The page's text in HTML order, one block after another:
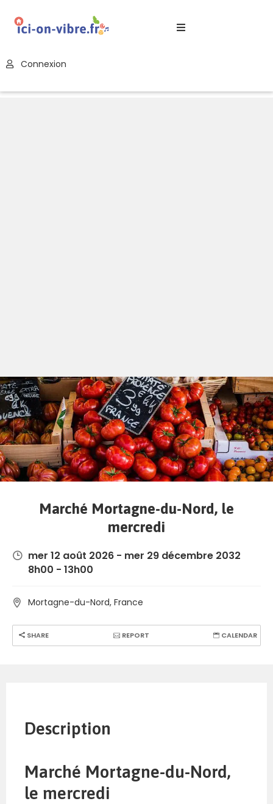
Connexion
Marché Mortagne-du-Nord, le
mercredi
mer 12 août 2026 - mer 29 décembre 2032
8h00 - 13h00
Mortagne-du-Nord, France
SHARE REPORT CALENDAR
Description
Marché Mortagne-du-Nord,
le mercredi